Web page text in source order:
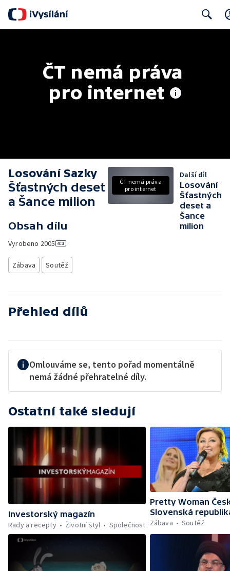
ČT nemá práva
pro internet
Losování Sazky
Šťastných deset
a Šance milion
Obsah dílu
Vyrobeno 2005
Zábava Soutěž
ČT nemá práva
pro internet
Další díl
Losování
Šťastných
deset a
Šance
milion
Přehled dílů
Omlouváme se, tento pořad momentálně
nemá žádné přehratelné díly.
Ostatní také sledují
Investorský magazín
Rady a recepty
Životní styl Společnost
Pretty Woman
Slovenská
Zábava
Soutěž